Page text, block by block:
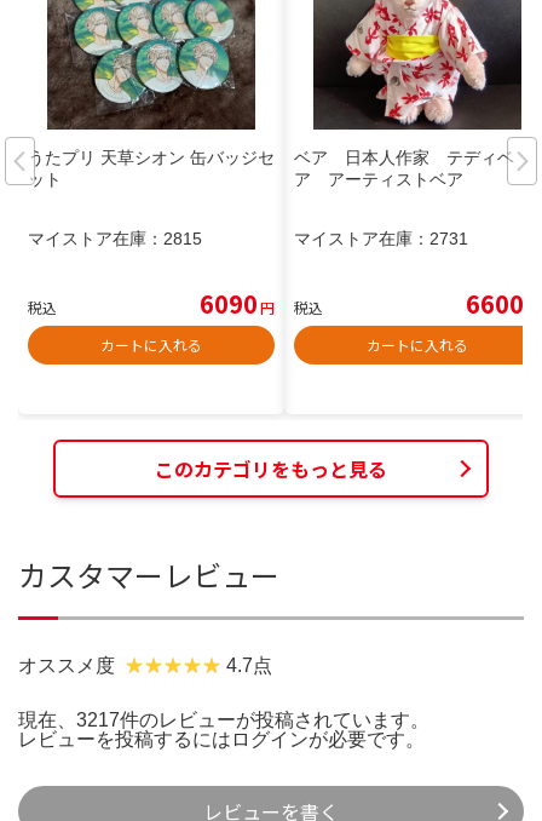
うたプリ 天草シオン 缶バッジセ
ット
マイストア在庫： 2815
税込 6090円
カートに入れる
ベア 日本人作家 テディベ
ア アーティストベア
マイストア在庫： 2731
税込 6600
カートに入れる
このカテゴリをもっと見る
カスタマーレビュー
オススメ度 4.7点
現在、3217件のレビューが投稿されています。
レビューを投稿するには ログインが必要です。
レビューを書く